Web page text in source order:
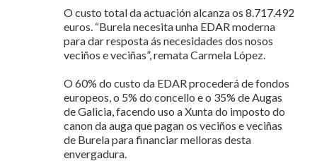
O custo total da actuación alcanza os 8.717.492
euros. “Burela necesita unha EDAR moderna
para dar resposta ás necesidades dos nosos
veciños e veciñas”, remata Carmela López.
O 60% do custo da EDAR procederá de fondos
europeos, o 5% do concello e o 35% de Augas
de Galicia, facendo uso a Xunta do imposto do
canon da auga que pagan os veciños e veciñas
de Burela para financiar melloras desta
envergadura.